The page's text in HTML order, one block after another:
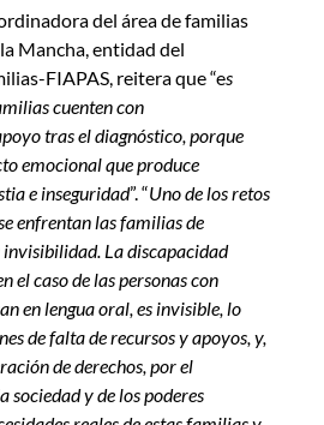
del área de familias
Mancha, entidad del
FIAPAS, reitera que “es
cuenten con
tras el diagnóstico, porque
emocional que produce
e inseguridad”. “Uno de los retos
enfrentan las familias de
invisibilidad. La discapacidad
el caso de las personas con
en lengua oral, es invisible, lo
de falta de recursos y apoyos, y,
de derechos, por el
sociedad y de los poderes